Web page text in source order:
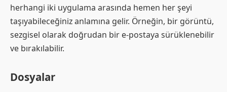
herhangi iki uygulama arasında hemen her şeyi
taşıyabileceğiniz anlamına gelir. Örneğin, bir görüntü,
sezgisel olarak doğrudan bir e-postaya sürüklenebilir
ve bırakılabilir.
Dosyalar